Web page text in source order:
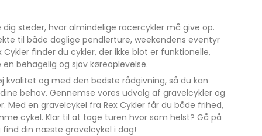
steder, hvor almindelige racercykler må give op.
til både daglige pendlerture, weekendens eventyr
finder du cykler, der ikke blot er funktionelle,
behagelig og sjov køreoplevelse.
kvalitet og med den bedste rådgivning, så du kan
behov. Gennemse vores udvalg af gravelcykler og
Med en gravelcykel fra Rex Cykler får du både frihed,
cykel. Klar til at tage turen hvor som helst? Gå på
din næste gravelcykel i dag!